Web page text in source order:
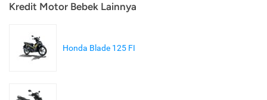
Kredit Motor Bebek Lainnya
Honda Blade 125 FI